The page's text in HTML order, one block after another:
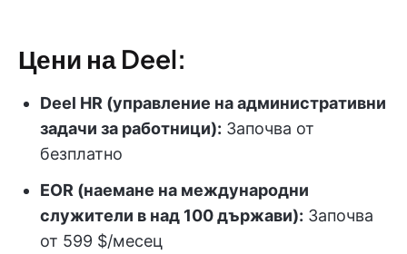
Цени на Deel:
Deel HR (управление на административни
задачи за работници): Започва от
безплатно
EOR (наемане на международни
служители в над 100 държави): Започва
от 599 $/месец